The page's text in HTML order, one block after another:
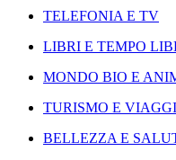
TELEFONIA E TV
LIBRI E TEMPO
MONDO BIO E
TURISMO E VIAGGI
BELLEZZA E